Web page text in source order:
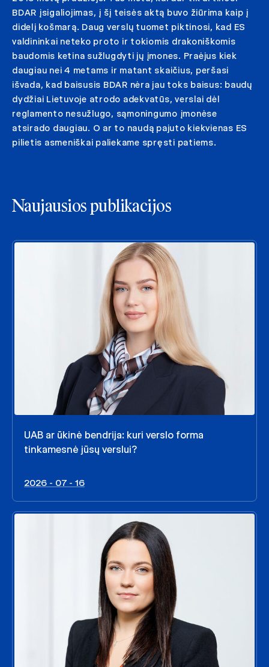
BDAR įsigaliojimas, į šį teisės aktą buvo žiūrima kaip į
didelį košmarą. Daug verslų tuomet piktinosi, kad ES
valdininkai neteko proto ir tokiomis drakoniškomis
baudomis ketina sužlugdyti jų įmones. Praėjus kiek
daugiau nei 4 metams ir matant skaičius, peršasi
išvada, kad baisusis BDAR nėra jau toks baisus: baudų
dydžiai Lietuvoje atrodo adekvatūs, verslai dėl
reglamento nesužlugo, sąmoningumo įmonėse
atsirado daugiau. O ar to naudą pajuto kiekvienas ES
pilietis asmeniškai paliekame spręsti patiems.
Naujausios publikacijos
UAB ar ūkinė bendrija: kuri verslo forma
tinkamesnė jūsų verslui?
2026 - 07 - 16